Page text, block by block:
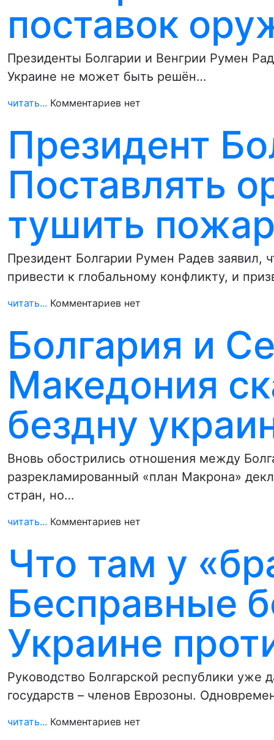
поставок
Президенты Болгарии и Венгрии Румен
Украине не может быть решён…
читать... Комментариев нет
Президент
Поставлять
тушить
Президент Болгарии Румен Радев
привести к глобальному конфликту, и
читать... Комментариев нет
Болгария и
Македония
бездну
Вновь обострились отношения между
разрекламированный «план Макрона»
стран, но…
читать... Комментариев нет
Что там у
Бесправные
Украине
Руководство Болгарской республики уже
государств – членов Еврозоны.
читать... Комментариев нет